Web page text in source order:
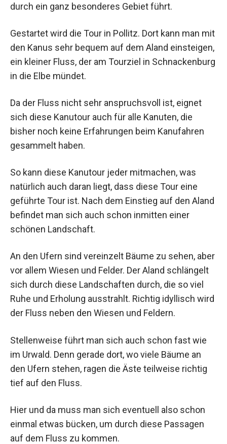
durch ein ganz besonderes Gebiet führt.
Gestartet wird die Tour in Pollitz. Dort kann man mit
den Kanus sehr bequem auf dem Aland einsteigen,
ein kleiner Fluss, der am Tourziel in Schnackenburg
in die Elbe mündet.
Da der Fluss nicht sehr anspruchsvoll ist, eignet
sich diese Kanutour auch für alle Kanuten, die
bisher noch keine Erfahrungen beim Kanufahren
gesammelt haben.
So kann diese Kanutour jeder mitmachen, was
natürlich auch daran liegt, dass diese Tour eine
geführte Tour ist. Nach dem Einstieg auf den Aland
befindet man sich auch schon inmitten einer
schönen Landschaft.
An den Ufern sind vereinzelt Bäume zu sehen, aber
vor allem Wiesen und Felder. Der Aland schlängelt
sich durch diese Landschaften durch, die so viel
Ruhe und Erholung ausstrahlt. Richtig idyllisch wird
der Fluss neben den Wiesen und Feldern.
Stellenweise führt man sich auch schon fast wie
im Urwald. Denn gerade dort, wo viele Bäume an
den Ufern stehen, ragen die Äste teilweise richtig
tief auf den Fluss.
Hier und da muss man sich eventuell also schon
einmal etwas bücken, um durch diese Passagen
auf dem Fluss zu kommen.